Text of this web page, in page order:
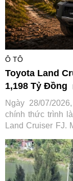
Ô TÔ
Toyota Land
1,198 Tỷ Đồng
Ngày 28/07/
chính thức trình
Land Cruiser
hàng tiếp cận
năm của hãng xe